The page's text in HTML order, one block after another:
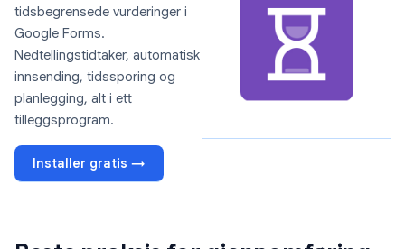
tidsbegrensede vurderinger i
Google Forms.
Nedtellingstidtaker, automatisk
innsending, tidssporing og
planlegging, alt i ett
tilleggsprogram.
Installer gratis →